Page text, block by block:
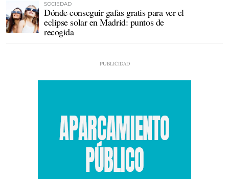
SOCIEDAD
Dónde conseguir gafas gratis para ver el
eclipse solar en Madrid: puntos de
recogida